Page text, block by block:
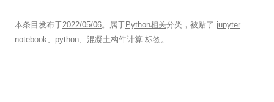
本条目发布于2022/05/06。属于Python相关分类，被贴了 jupyter
notebook、 python、 混凝土构件计算 标签。